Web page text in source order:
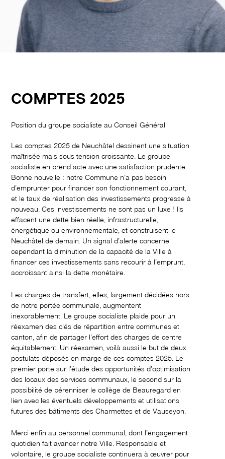
COMPTES 2025
Position du groupe socialiste au Conseil Général
Les comptes 2025 de Neuchâtel dessinent une situation
maîtrisée mais sous tension croissante. Le groupe
socialiste en prend acte avec une satisfaction prudente.
Bonne nouvelle : notre Commune n’a pas besoin
d’emprunter pour financer son fonctionnement courant,
et le taux de réalisation des investissements progresse à
nouveau. Ces investissements ne sont pas un luxe ! Ils
effacent une dette bien réelle, infrastructurelle,
énergétique ou environnementale, et construisent le
Neuchâtel de demain. Un signal d’alerte concerne
cependant la diminution de la capacité de la Ville à
financer ces investissements sans recourir à l’emprunt,
accroissant ainsi la dette monétaire.
Les charges de transfert, elles, largement décidées hors
de notre portée communale, augmentent
inexorablement. Le groupe socialiste plaide pour un
réexamen des clés de répartition entre communes et
canton, afin de partager l’effort des charges de centre
équitablement. Un réexamen, voilà aussi le but de deux
postulats déposés en marge de ces comptes 2025. Le
premier porte sur l’étude des opportunités d’optimisation
des locaux des services communaux, le second sur la
possibilité de pérenniser le collège de Beauregard en
lien avec les éventuels développements et utilisations
futures des bâtiments des Charmettes et de Vauseyon.
Merci enfin au personnel communal, dont l’engagement
quotidien fait avancer notre Ville. Responsable et
volontaire, le groupe socialiste continuera à œuvrer pour